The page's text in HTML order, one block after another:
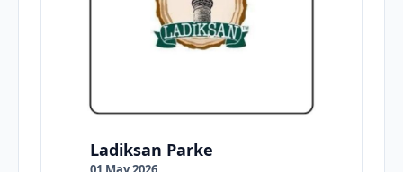
Ladiksan Parke